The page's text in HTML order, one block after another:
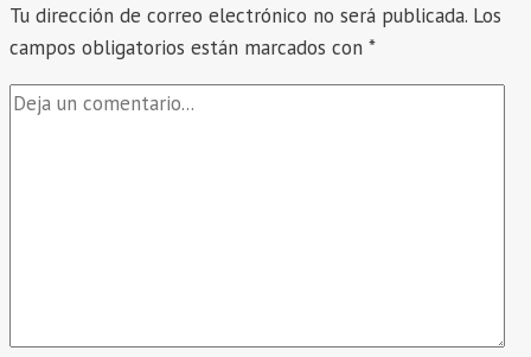
ADICIONAL
FASE
2
Tu dirección de correo electrónico no será publicada. Los
campos obligatorios están marcados con *